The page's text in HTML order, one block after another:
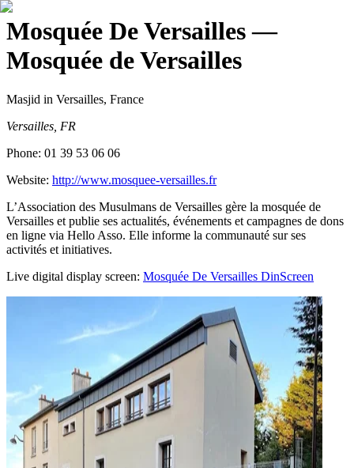
Mosquée De Versailles—
Mosquée de Versailles
Masjid in Versailles, France
Versailles, FR
Phone: 01 39 53 06 06
Website: http://www.mosquee-versailles.fr
L’Association des Musulmans de Versailles gère la mosquée de
Versailles et publie ses actualités, événements et campagnes de dons
en ligne via Hello Asso. Elle informe la communauté sur ses
activités et initiatives.
Live digital display screen: Mosquée De Versailles DinScreen